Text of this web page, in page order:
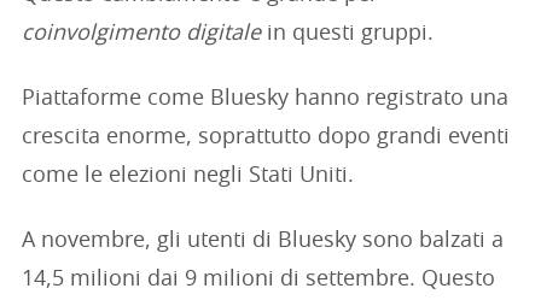
coinvolgimento digitalein questi gruppi.
Piattaforme come Bluesky hanno registrato una
crescita enorme, soprattutto dopo grandi eventi
come le elezioni negli Stati Uniti.
A novembre, gli utenti di Bluesky sono balzati a
14,5 milioni dai 9 milioni di settembre. Questo